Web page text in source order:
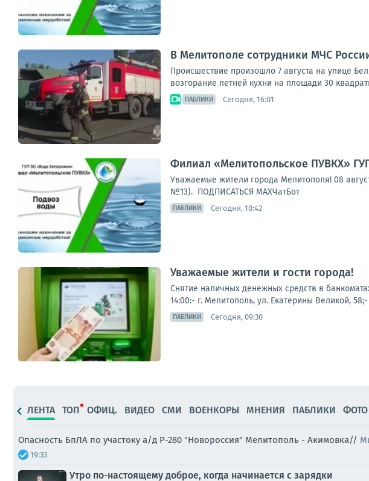
В Мелитополе сотрудники МЧС
Происшествие произошло 7 августа на улице
возгорание летней кухни на площади 30
ПАБЛИКИ Сегодня, 16:01
Филиал «Мелитопольское ПУВКХ»
Уважаемые жители города Мелитополя! 08
№13). ПОДПИСАТЬСЯ МАХЧатБот
ПАБЛИКИ Сегодня, 10:42
Уважаемые жители и гости города!
Снятие наличных денежных средств в
14:00:- г. Мелитополь, ул. Екатерины Великой,
ПАБЛИКИ Сегодня, 09:30
ЛЕНТА ТОП ОФИЦ. ВИДЕО СМИ ВОЕНКОРЫ МНЕНИЯ ПАБЛИКИ ФОТО
Опасность БпЛА по участоку а/д Р-280 "Новороссия" Мелитополь - Акимовка//
19:33
Утро по-настоящему доброе, когда начинается с зарядки